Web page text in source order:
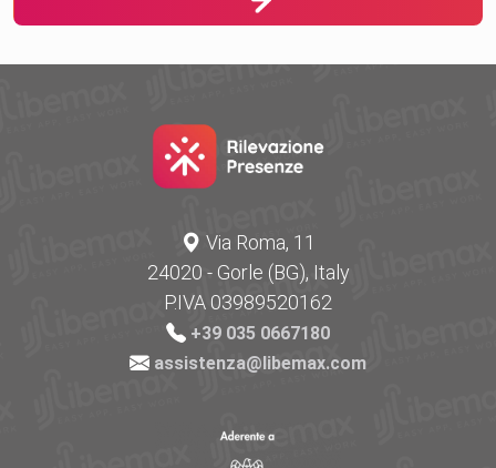
Via Roma, 11
24020 - Gorle (BG), Italy
P.IVA 03989520162
+39 035 0667180
assistenza@libemax.com